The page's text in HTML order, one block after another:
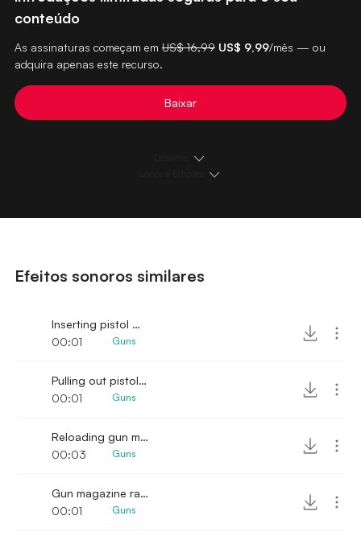
conteúdo
As assinaturas começam em US$ 16,99 US$ 9,99/mês — ou
adquira apenas este recurso.
Baixar
Efeitos sonoros similares
Inserting pistol magazine 2
00:01
Guns
Pulling out pistol magazine
00:01
Guns
Reloading gun magazine
00:03
Guns
Gun magazine rattle
00:01
Guns